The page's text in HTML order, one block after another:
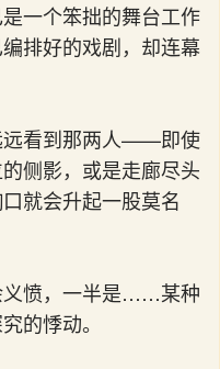
一个笨拙的舞台工作
排好的戏剧，却连幕
远看到那两人——即使
侧影，或是走廊尽头
就会升起一股莫名
义愤，一半是……某种
的悸动。